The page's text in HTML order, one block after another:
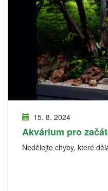
15. 8. 2024
Akvárium pro
Nedělejte chyby, které